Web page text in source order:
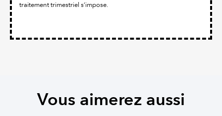
traitement trimestriel s’impose.
Vous aimerez aussi